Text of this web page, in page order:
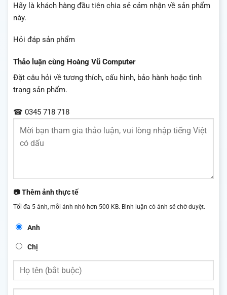
Hãy là khách hàng đầu tiên chia sẻ cảm nhận về sản phẩm
này.
Hỏi đáp sản phẩm
Thảo luận cùng Hoàng Vũ Computer
Đặt câu hỏi về tương thích, cấu hình, bảo hành hoặc tình
trạng sản phẩm.
☎ 0345 718 718
📷 Thêm ảnh thực tế
Tối đa 5 ảnh, mỗi ảnh nhỏ hơn 500 KB. Bình luận có ảnh sẽ chờ duyệt.
Anh
Chị